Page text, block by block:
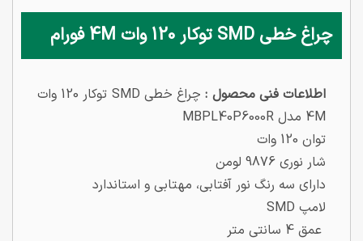
چراغ خطی SMD توکار 120 وات 4M فورام
اطلاعات فنی محصول :
چراغ خطی SMD توکار 120 وات
4M مدل MBPL40P6000R
توان 120 وات
شار نوری 9876 لومن
دارای سه رنگ نور آفتابی، مهتابی و استاندارد
لامپ SMD
عمق 4 سانتی متر